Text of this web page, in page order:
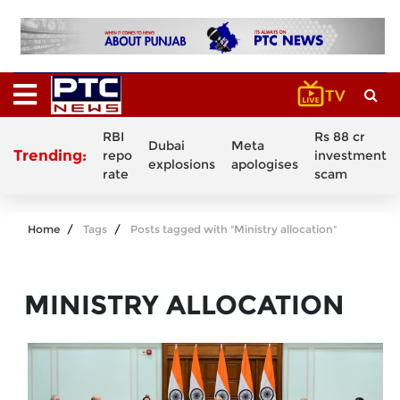
Trending:
RBI
repo
rate
Dubai
explosions
Meta
apologises
Rs 88 cr
investment
scam
Home Tags Posts tagged with "Ministry allocation"
MINISTRY ALLOCATION